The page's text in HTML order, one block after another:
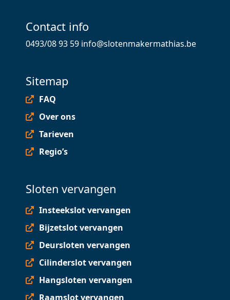
Contact info
0493/08 93 59 info@slotenmakermathias.be
Sitemap
FAQ
Over ons
Tarieven
Regio’s
Sloten vervangen
Insteekslot vervangen
Bijzetslot vervangen
Deursloten vervangen
Cilinderslot vervangen
Hangsloten vervangen
Raamslot vervangen